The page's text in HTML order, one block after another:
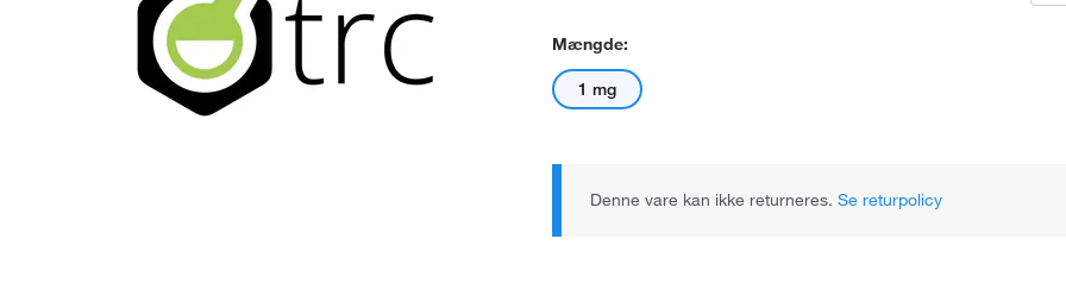
Mængde:
1 mg
Denne vare kan ikke returneres. Se returpolicy